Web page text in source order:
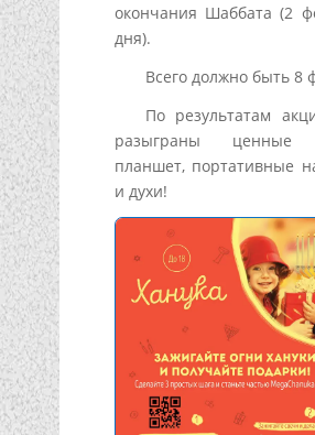
окончания Шаббата (2
дня).
Всего должно быть 8
По результатам
разыграны ценные
планшет, портативные
и духи!